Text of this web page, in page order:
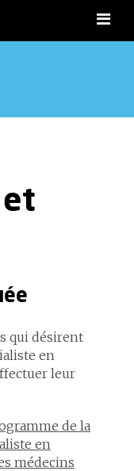
qui désirent
en
leur
de la
en
médecins